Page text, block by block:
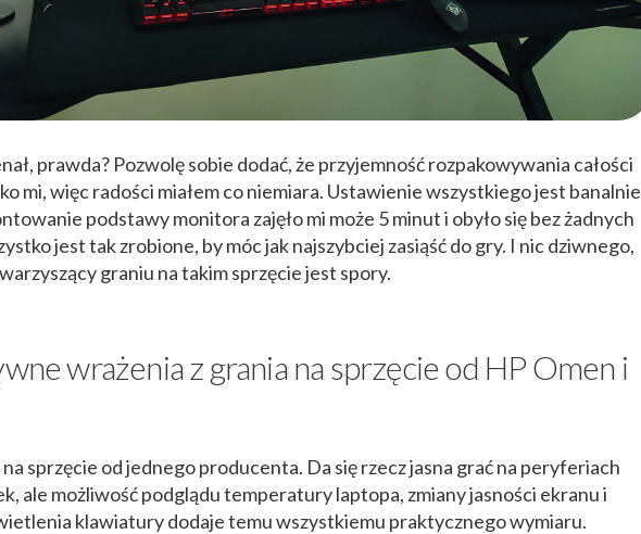
prawda? Pozwolę sobie dodać, że przyjemność rozpakowywania całości
mi, więc radości miałem co niemiara. Ustawienie wszystkiego jest banalnie
podstawy monitora zajęło mi może 5 minut i obyło się bez żadnych
jest tak zrobione, by móc jak najszybciej zasiąść do gry. I nic dziwnego,
graniu na takim sprzęcie jest spory.
wrażenia z grania na sprzęcie od HP Omen i
na sprzęcie od jednego producenta. Da się rzecz jasna grać na peryferiach
ale możliwość podglądu temperatury laptopa, zmiany jasności ekranu i
klawiatury dodaje temu wszystkiemu praktycznego wymiaru.